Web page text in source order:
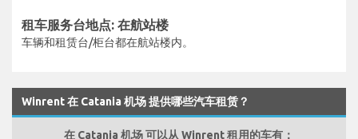
租车服务台地点: 在航站楼
车辆和租赁台/柜台都在航站楼内。
Winrent 在 Catania 机场 提供哪些汽车租赁？
在 Catania 机场 可以从 Winrent 租用的车有：